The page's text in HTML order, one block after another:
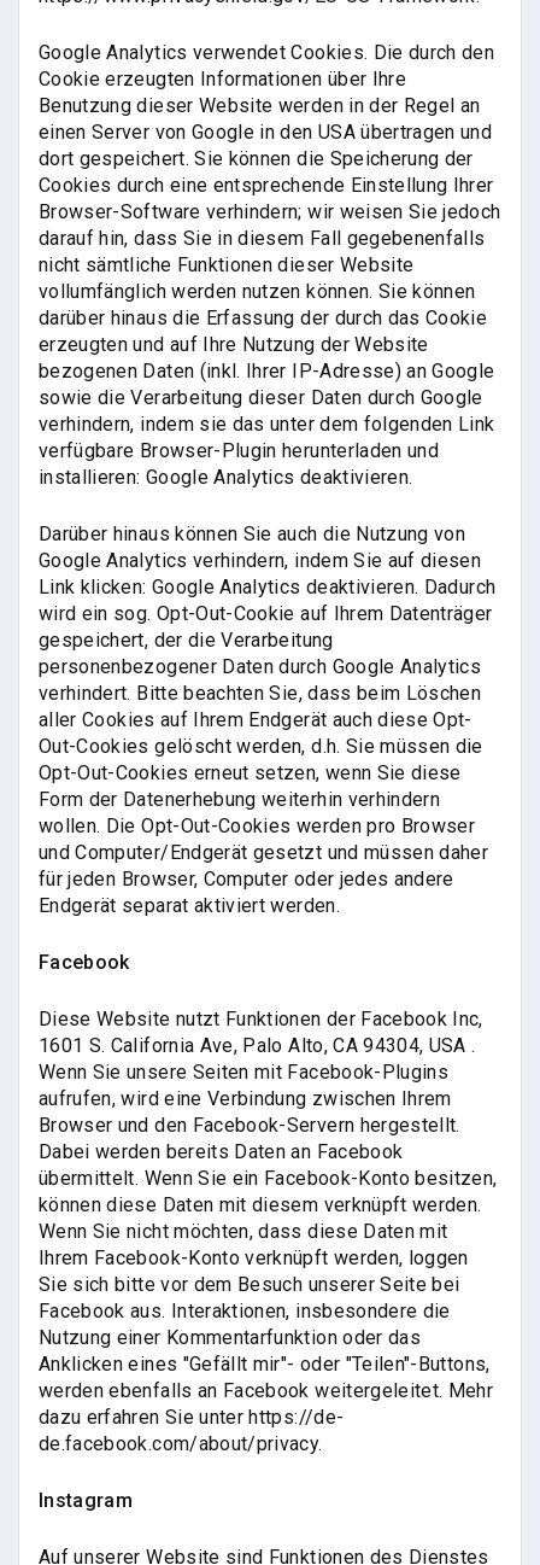
Google Analytics verwendet Cookies. Die durch den
Cookie erzeugten Informationen über Ihre
Benutzung dieser Website werden in der Regel an
einen Server von Google in den USA übertragen und
dort gespeichert. Sie können die Speicherung der
Cookies durch eine entsprechende Einstellung Ihrer
Browser-Software verhindern; wir weisen Sie jedoch
darauf hin, dass Sie in diesem Fall gegebenenfalls
nicht sämtliche Funktionen dieser Website
vollumfänglich werden nutzen können. Sie können
darüber hinaus die Erfassung der durch das Cookie
erzeugten und auf Ihre Nutzung der Website
bezogenen Daten (inkl. Ihrer IP-Adresse) an Google
sowie die Verarbeitung dieser Daten durch Google
verhindern, indem sie das unter dem folgenden Link
verfügbare Browser-Plugin herunterladen und
installieren: Google Analytics deaktivieren.
Darüber hinaus können Sie auch die Nutzung von
Google Analytics verhindern, indem Sie auf diesen
Link klicken: Google Analytics deaktivieren. Dadurch
wird ein sog. Opt-Out-Cookie auf Ihrem Datenträger
gespeichert, der die Verarbeitung
personenbezogener Daten durch Google Analytics
verhindert. Bitte beachten Sie, dass beim Löschen
aller Cookies auf Ihrem Endgerät auch diese Opt-
Out-Cookies gelöscht werden, d.h. Sie müssen die
Opt-Out-Cookies erneut setzen, wenn Sie diese
Form der Datenerhebung weiterhin verhindern
wollen. Die Opt-Out-Cookies werden pro Browser
und Computer/Endgerät gesetzt und müssen daher
für jeden Browser, Computer oder jedes andere
Endgerät separat aktiviert werden.
Facebook
Diese Website nutzt Funktionen der Facebook Inc,
1601 S. California Ave, Palo Alto, CA 94304, USA .
Wenn Sie unsere Seiten mit Facebook-Plugins
aufrufen, wird eine Verbindung zwischen Ihrem
Browser und den Facebook-Servern hergestellt.
Dabei werden bereits Daten an Facebook
übermittelt. Wenn Sie ein Facebook-Konto besitzen,
können diese Daten mit diesem verknüpft werden.
Wenn Sie nicht möchten, dass diese Daten mit
Ihrem Facebook-Konto verknüpft werden, loggen
Sie sich bitte vor dem Besuch unserer Seite bei
Facebook aus. Interaktionen, insbesondere die
Nutzung einer Kommentarfunktion oder das
Anklicken eines "Gefällt mir"- oder "Teilen"-Buttons,
werden ebenfalls an Facebook weitergeleitet. Mehr
dazu erfahren Sie unter https://de-
de.facebook.com/about/privacy.
Instagram
Auf unserer Website sind Funktionen des Dienstes